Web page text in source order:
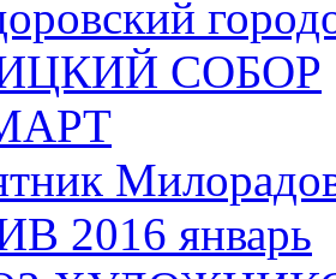
СОБОР
2016 январь